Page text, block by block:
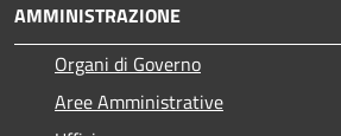
AMMINISTRAZIONE
Organi di Governo
Aree Amministrative